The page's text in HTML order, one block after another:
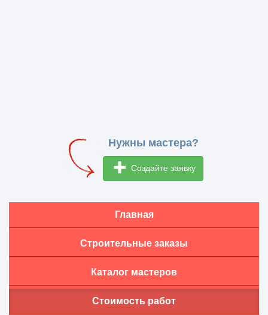
Нужны мастера?
Создайте заявку
Главная
Строительные заказы
Каталог мастеров
Стоимость работ